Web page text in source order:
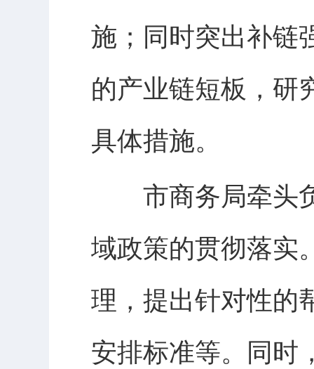
施；同时突出补链
的产业链短板，研
具体措施。
市商务局牵头负
域政策的贯彻落实
理，提出针对性的
安排标准等。同时